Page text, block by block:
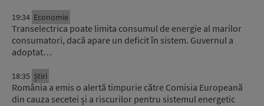
19:34 Economie
Transelectrica poate limita consumul de energie al marilor
consumatori, dacă apare un deficit în sistem. Guvernul a
adoptat…
18:35 Știri
România a emis o alertă timpurie către Comisia Europeană
din cauza secetei și a riscurilor pentru sistemul energetic